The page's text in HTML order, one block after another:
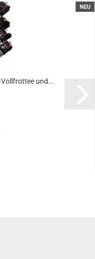
NEU
Vollfrottee und...